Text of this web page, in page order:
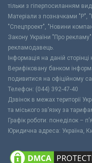
тільки з гіперпосиланням
Матеріали з позначками "Р",
"Спецпроект", "Новини
Закону України "Про
рекламодавець.
Інформація на даній
Верифіковану банком
подивитися на офіційному
Телефон: (044) 392-47-40
Дзвінок в межах території
та міського зв’язку за
Графік роботи: понеділок –
Юридична адреса: Україна,